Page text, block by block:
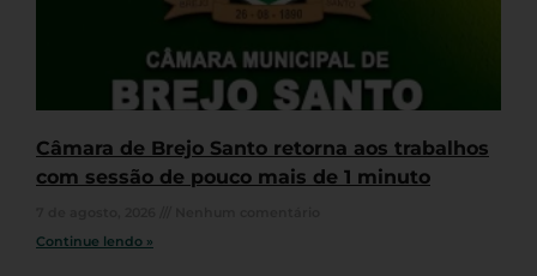
Câmara de Brejo Santo retorna aos trabalhos
com sessão de pouco mais de 1 minuto
Continue lendo »